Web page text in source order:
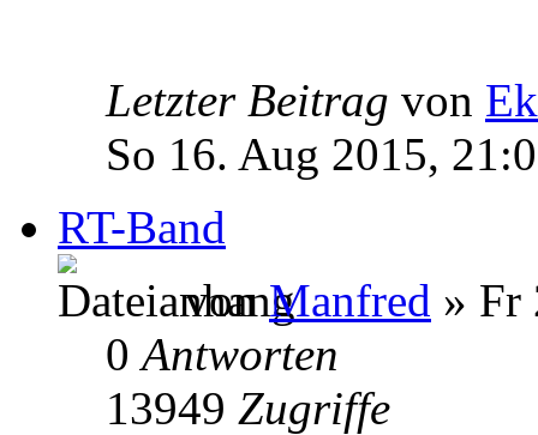
Letzter Beitrag von
So 16. Aug 2015,
RT-Band
vonManfred » Fr
0Antworten
13949 Zugriffe